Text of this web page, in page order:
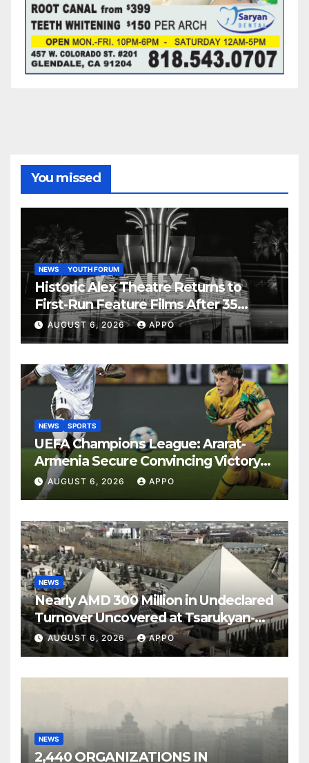
You missed
NEWS YOUTH FORUM
Historic Alex Theatre Returns to
First-Run Feature Films After 35
Years
AUGUST 6, 2026 APPO
NEWS SPORTS
UEFA Champions League: Ararat-
Armenia Secure Convincing Victory
Over Shamrock Rovers 2-0
AUGUST 6, 2026 APPO
NEWS
Nearly AMD 300 Million in Undeclared
Turnover Uncovered at Tsarukyan-
Owned Entertainment Center
AUGUST 6, 2026 APPO
NEWS
2,440 ORGANIZATIONS IN